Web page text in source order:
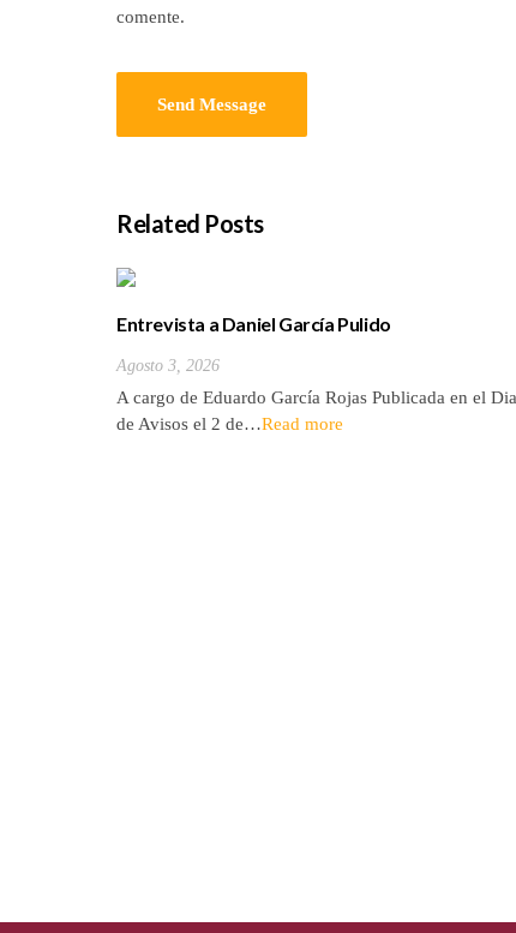
comente.
Related Posts
Entrevista a Daniel García Pulido
Agosto 3, 2026
A cargo de Eduardo García Rojas Publicada en el
de Avisos el 2 de…Read more